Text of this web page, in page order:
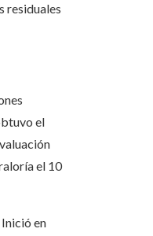
residuales
el
el 10
en